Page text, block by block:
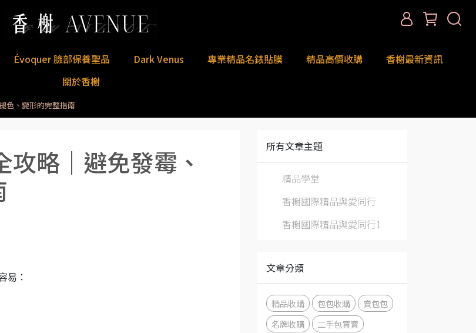
Évoquer 臉部保養聖品 Dark Venus 專業精品名錶貼膜 精品高價收購
香榭最新資訊
關於香榭
色、變形的完整指南
略｜避免發霉、
易：
所有文章主題
精品學堂
香榭國際精品與愛同行
香榭國際精品與愛同行1
文章分類
精品收購 包包收購
賣包包
名牌收購
二手包買賣